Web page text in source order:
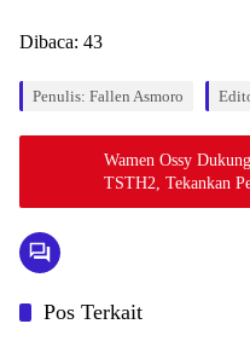
Dibaca: 43
Penulis: Fallen Asmoro
Wamen Ossy
TSTH2, Tekankan
Tata Ruang
Pos Terkait
News